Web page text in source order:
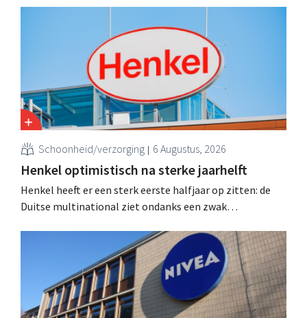
Schoonheid/verzorging 6 Augustus, 2026
Henkel optimistisch na sterke jaarhelft
Henkel heeft er een sterk eerste halfjaar op zitten: de
Duitse multinational ziet ondanks een zwak
haarverzorging en wasmiddelen en voert de
overnameactiviteiten op.